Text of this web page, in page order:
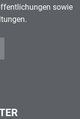
sowie